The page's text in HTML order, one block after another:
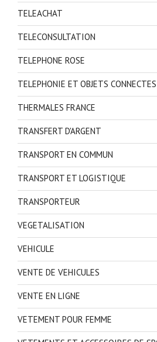
TELEACHAT
TELECONSULTATION
TELEPHONE ROSE
TELEPHONIE ET OBJETS CONNECTES
THERMALES FRANCE
TRANSFERT D'ARGENT
TRANSPORT EN COMMUN
TRANSPORT ET LOGISTIQUE
TRANSPORTEUR
VEGETALISATION
VEHICULE
VENTE DE VEHICULES
VENTE EN LIGNE
VETEMENT POUR FEMME